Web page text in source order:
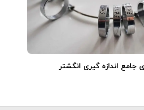
جامع اندازه گیری انگشتر